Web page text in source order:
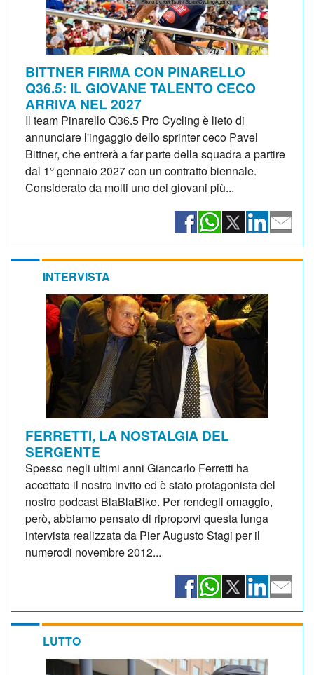
BITTNER FIRMA CON PINARELLO
Q36.5: IL GIOVANE TALENTO CECO
ARRIVA NEL 2027
Il team Pinarello Q36.5 Pro Cycling è lieto di
annunciare l'ingaggio dello sprinter ceco Pavel
Bittner, che entrerà a far parte della squadra a partire
dal 1° gennaio 2027 con un contratto biennale.
Considerato da molti uno dei giovani più...
INTERVISTA
FERRETTI, LA NOSTALGIA DEL
SERGENTE
Spesso negli ultimi anni Giancarlo Ferretti ha
accettato il nostro invito ed è stato protagonista del
nostro podcast BlaBlaBike. Per rendegli omaggio,
però, abbiamo pensato di riproporvi questa lunga
intervista realizzata da Pier Augusto Stagi per il
numerodi novembre 2012...
LUTTO